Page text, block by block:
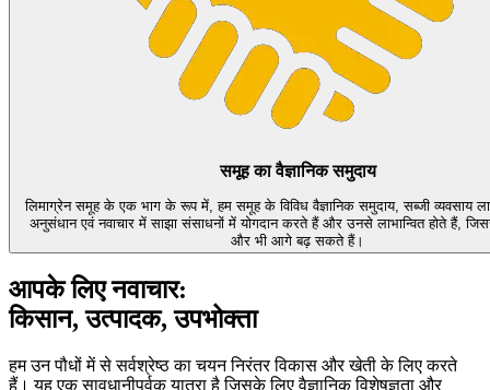
समूह का वैज्ञानिक समुदाय
लिमाग्रेन समूह के एक भाग के रूप में, हम समूह के विविध वैज्ञानिक समुदाय, सब्जी व्यवसाय
अनुसंधान एवं नवाचार में साझा संसाधनों में योगदान करते हैं और उनसे लाभान्वित होते हैं,
और भी आगे बढ़ सकते हैं।
आपके लिए नवाचार:
किसान, उत्पादक, उपभोक्ता
हम उन पौधों में से सर्वश्रेष्ठ का चयन निरंतर विकास और खेती के लिए करते
हैं। यह एक सावधानीपूर्वक यात्रा है जिसके लिए वैज्ञानिक विशेषज्ञता और